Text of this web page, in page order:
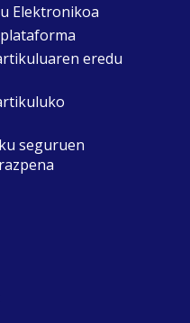
Elektronikoa
eredu
seguruen